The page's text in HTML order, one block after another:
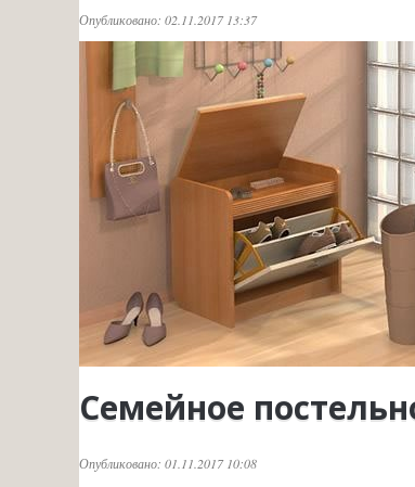
Опубликовано: 02.11.2017 13:37
Семейное
Опубликовано: 01.11.2017 10:08